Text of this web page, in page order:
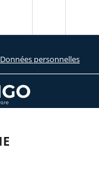
Données personnelles